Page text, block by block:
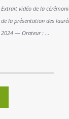
Extrait vidéo de la
de la présentation des
2024 — Orateur : …